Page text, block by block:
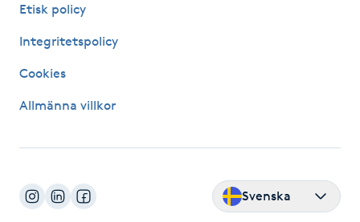
Katun fransar
Keratinbehandling
Etisk policy
Integritetspolicy
Cookies
Allmänna villkor
Svenska